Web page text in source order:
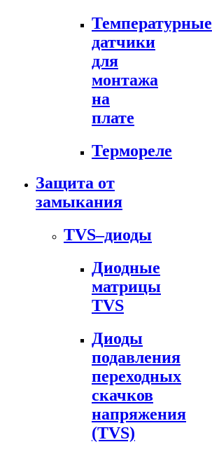
Температурные
датчики
для
монтажа
на
плате
Термореле
Защита от
замыкания
TVS–диоды
Диодные
матрицы
TVS
Диоды
подавления
переходных
скачков
напряжения
(TVS)